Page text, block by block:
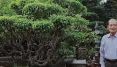
không phải những đích đến
tiến về phía trước.